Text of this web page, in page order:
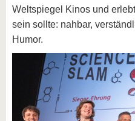
Weltspiegel Kinos und
sein sollte: nahbar,
Humor.